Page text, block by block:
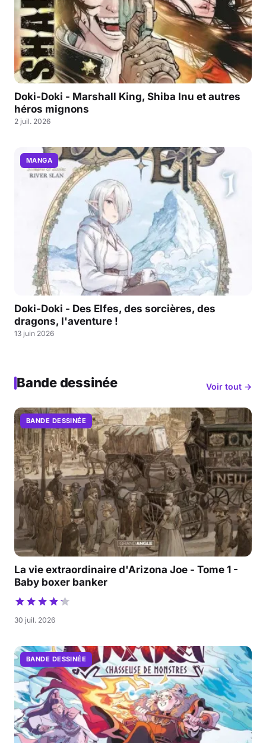
Doki-Doki - Marshall King, Shiba Inu et autres
héros mignons
2 juil. 2026
MANGA
Doki-Doki - Des Elfes, des sorcières, des
dragons, l'aventure !
13 juin 2026
Bande dessinée Voir tout →
BANDE DESSINÉE
La vie extraordinaire d'Arizona Joe - Tome 1 -
Baby boxer banker
30 juil. 2026
BANDE DESSINÉE